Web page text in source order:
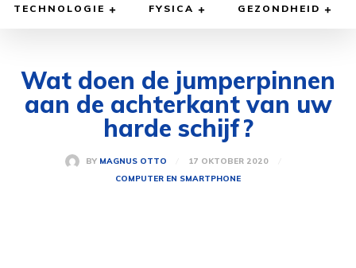
TECHNOLOGIE FYSICA GEZONDHEID
Wat doen de jumperpinnen
aan de achterkant van uw
harde schijf?
BY MAGNUS OTTO
17 OKTOBER 2020
COMPUTER EN SMARTPHONE